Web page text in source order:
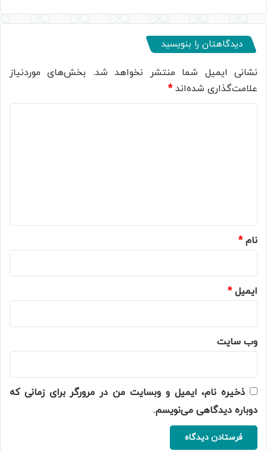
دیدگاهتان را بنویسید
نشانی ایمیل شما منتشر نخواهد شد. بخش‌های موردنیاز
علامت‌گذاری شده‌اند*
نام*
ایمیل*
وب‌ سایت
ذخیره نام، ایمیل و وبسایت من در مرورگر برای زمانی که
دوباره دیدگاهی می‌نویسم.